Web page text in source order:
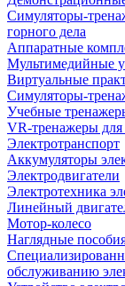
Симуляторы-
горного дела
Аппаратные
Мультимедийные
Виртуальные
Симуляторы-
Учебные
VR-тренажеры для
Электротранспорт
Аккумуляторы
Электродвигатели
Электротехника
Линейный
Мотор-колесо
Наглядные
обслуживанию